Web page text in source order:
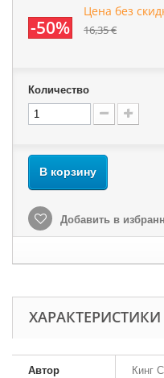
-50%
Цена без
16,35 €
Количество
В корзину
Добавить в
ХАРАКТЕРИСТИКИ
Автор Кинг С.